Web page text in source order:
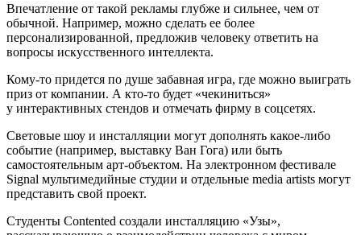
Впечатление от такой рекламы глубже и сильнее, чем от
обычной. Например, можно сделать ее более
персонализированной, предложив человеку ответить на
вопросы искусственного интеллекта.
Кому-то придется по душе забавная игра, где можно выиграть
приз от компании. А кто-то будет «чекиниться»
у интерактивных стендов и отмечать фирму в соцсетях.
Световые шоу и инсталляции могут дополнять какое-либо
событие (например, выставку Ван Гога) или быть
самостоятельным арт-объектом. На электронном фестивале
Signal мультимедийные студии и отдельные media artists могут
представить свой проект.
Студенты Contented создали инсталляцию «Узы»,